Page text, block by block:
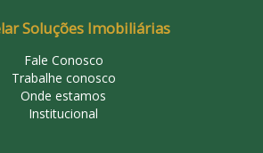
Soluções Imobiliárias
Fale Conosco
Trabalhe conosco
Onde estamos
Institucional